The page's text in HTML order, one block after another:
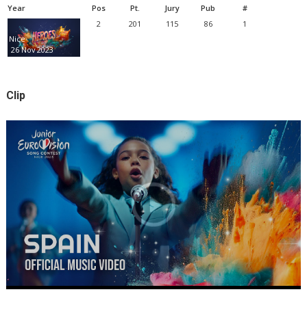
Year Pos Pt. Jury Pub #
Nice
26 Nov 2023
2 201 115 86 1
Clip